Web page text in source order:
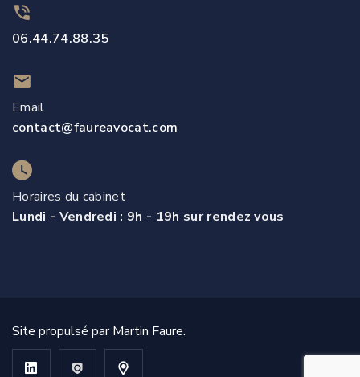
06.44.74.88.35
Email
contact@faureavocat.com
Horaires du cabinet
Lundi - Vendredi : 9h - 19h sur rendez vous
Site propulsé par Martin Faure.